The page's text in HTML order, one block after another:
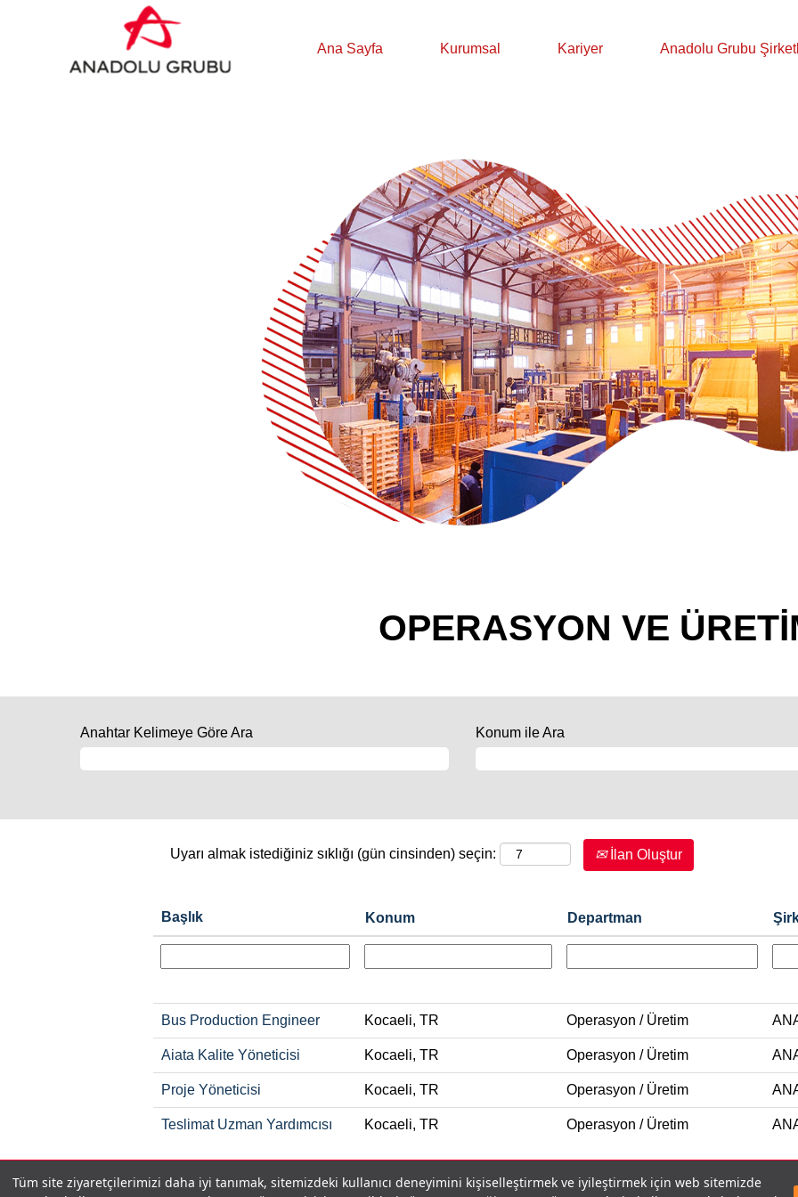
Tüm site ziyaretçilerimizi daha iyi tanımak, sitemizdeki kullanıcı deneyimini kişiselleştirmek ve iyileştirmek için web sitemizde
Ana Sayfa Kurumsal Kariyer Anadolu Grubu
OPERASYON VE
Anahtar Kelimeye Göre Ara Konum ile Ara
Uyarı almak istediğiniz sıklığı (gün cinsinden) seçin: İlan Oluştur
Başlık Konum Departman
Bus Production Engineer Kocaeli, TR Operasyon / Üretim
Aiata Kalite Yöneticisi Kocaeli, TR Operasyon / Üretim
Proje Yöneticisi Kocaeli, TR Operasyon / Üretim
Teslimat Uzman Yardımcısı Kocaeli, TR Operasyon / Üretim
GİZLİLİK POLİTİKASI İLETİŞİM